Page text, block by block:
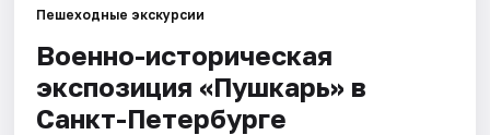
Города
Площадки
Пешеходные экскурсии
Военно-историческая
экспозиция «Пушкарь» в
Санкт-Петербурге